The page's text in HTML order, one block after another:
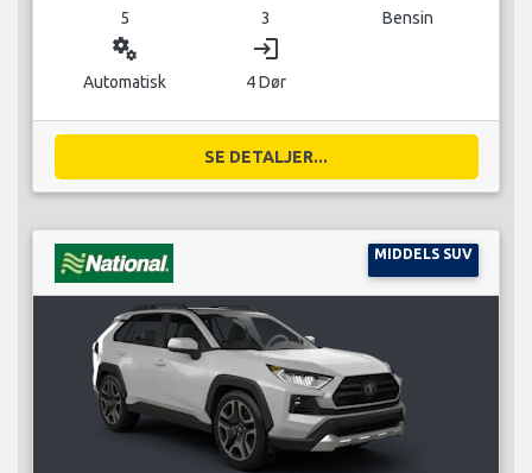
5 3 Bensin
miscellaneous_services
Automatisk
login
4 Dør
SE DETALJER...
MIDDELS SUV